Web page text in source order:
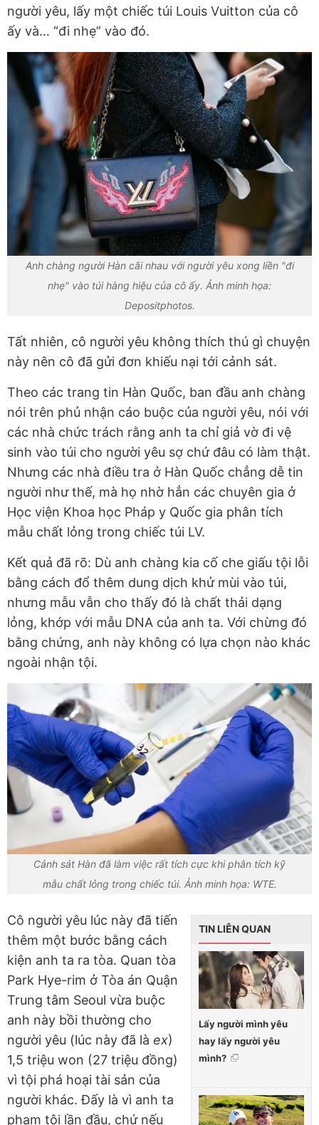
người yêu, lấy một chiếc túi Louis Vuitton của cô
ấy và… “đi nhẹ” vào đó.
Anh chàng người Hàn cãi nhau với người yêu xong liền "đi
nhẹ" vào túi hàng hiệu của cô ấy. Ảnh minh họa:
Depositphotos.
Tất nhiên, cô người yêu không thích thú gì chuyện
này nên cô đã gửi đơn khiếu nại tới cảnh sát.
Theo các trang tin Hàn Quốc, ban đầu anh chàng
nói trên phủ nhận cáo buộc của người yêu, nói với
các nhà chức trách rằng anh ta chỉ giả vờ đi vệ
sinh vào túi cho người yêu sợ chứ đâu có làm thật.
Nhưng các nhà điều tra ở Hàn Quốc chẳng dễ tin
người như thế, mà họ nhờ hẳn các chuyên gia ở
Học viện Khoa học Pháp y Quốc gia phân tích
mẫu chất lỏng trong chiếc túi LV.
Kết quả đã rõ: Dù anh chàng kia cố che giấu tội lỗi
bằng cách đổ thêm dung dịch khử mùi vào túi,
nhưng mẫu vẫn cho thấy đó là chất thải dạng
lỏng, khớp với mẫu DNA của anh ta. Với chừng đó
bằng chứng, anh này không có lựa chọn nào khác
ngoài nhận tội.
Cảnh sát Hàn đã làm việc rất tích cực khi phân tích kỹ
mẫu chất lỏng trong chiếc túi. Ảnh minh họa: WTE.
TIN LIÊN QUAN
Lấy người mình yêu
hay lấy người yêu
mình?
Cô người yêu lúc này đã tiến
thêm một bước bằng cách
kiện anh ta ra tòa. Quan tòa
Park Hye-rim ở Tòa án Quận
Trung tâm Seoul vừa buộc
anh này bồi thường cho
người yêu (lúc này đã là ex)
1,5 triệu won (27 triệu đồng)
vì tội phá hoại tài sản của
người khác. Đấy là vì anh ta
phạm tội lần đầu, chứ nếu